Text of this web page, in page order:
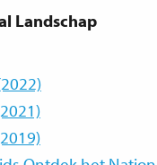
Landschap